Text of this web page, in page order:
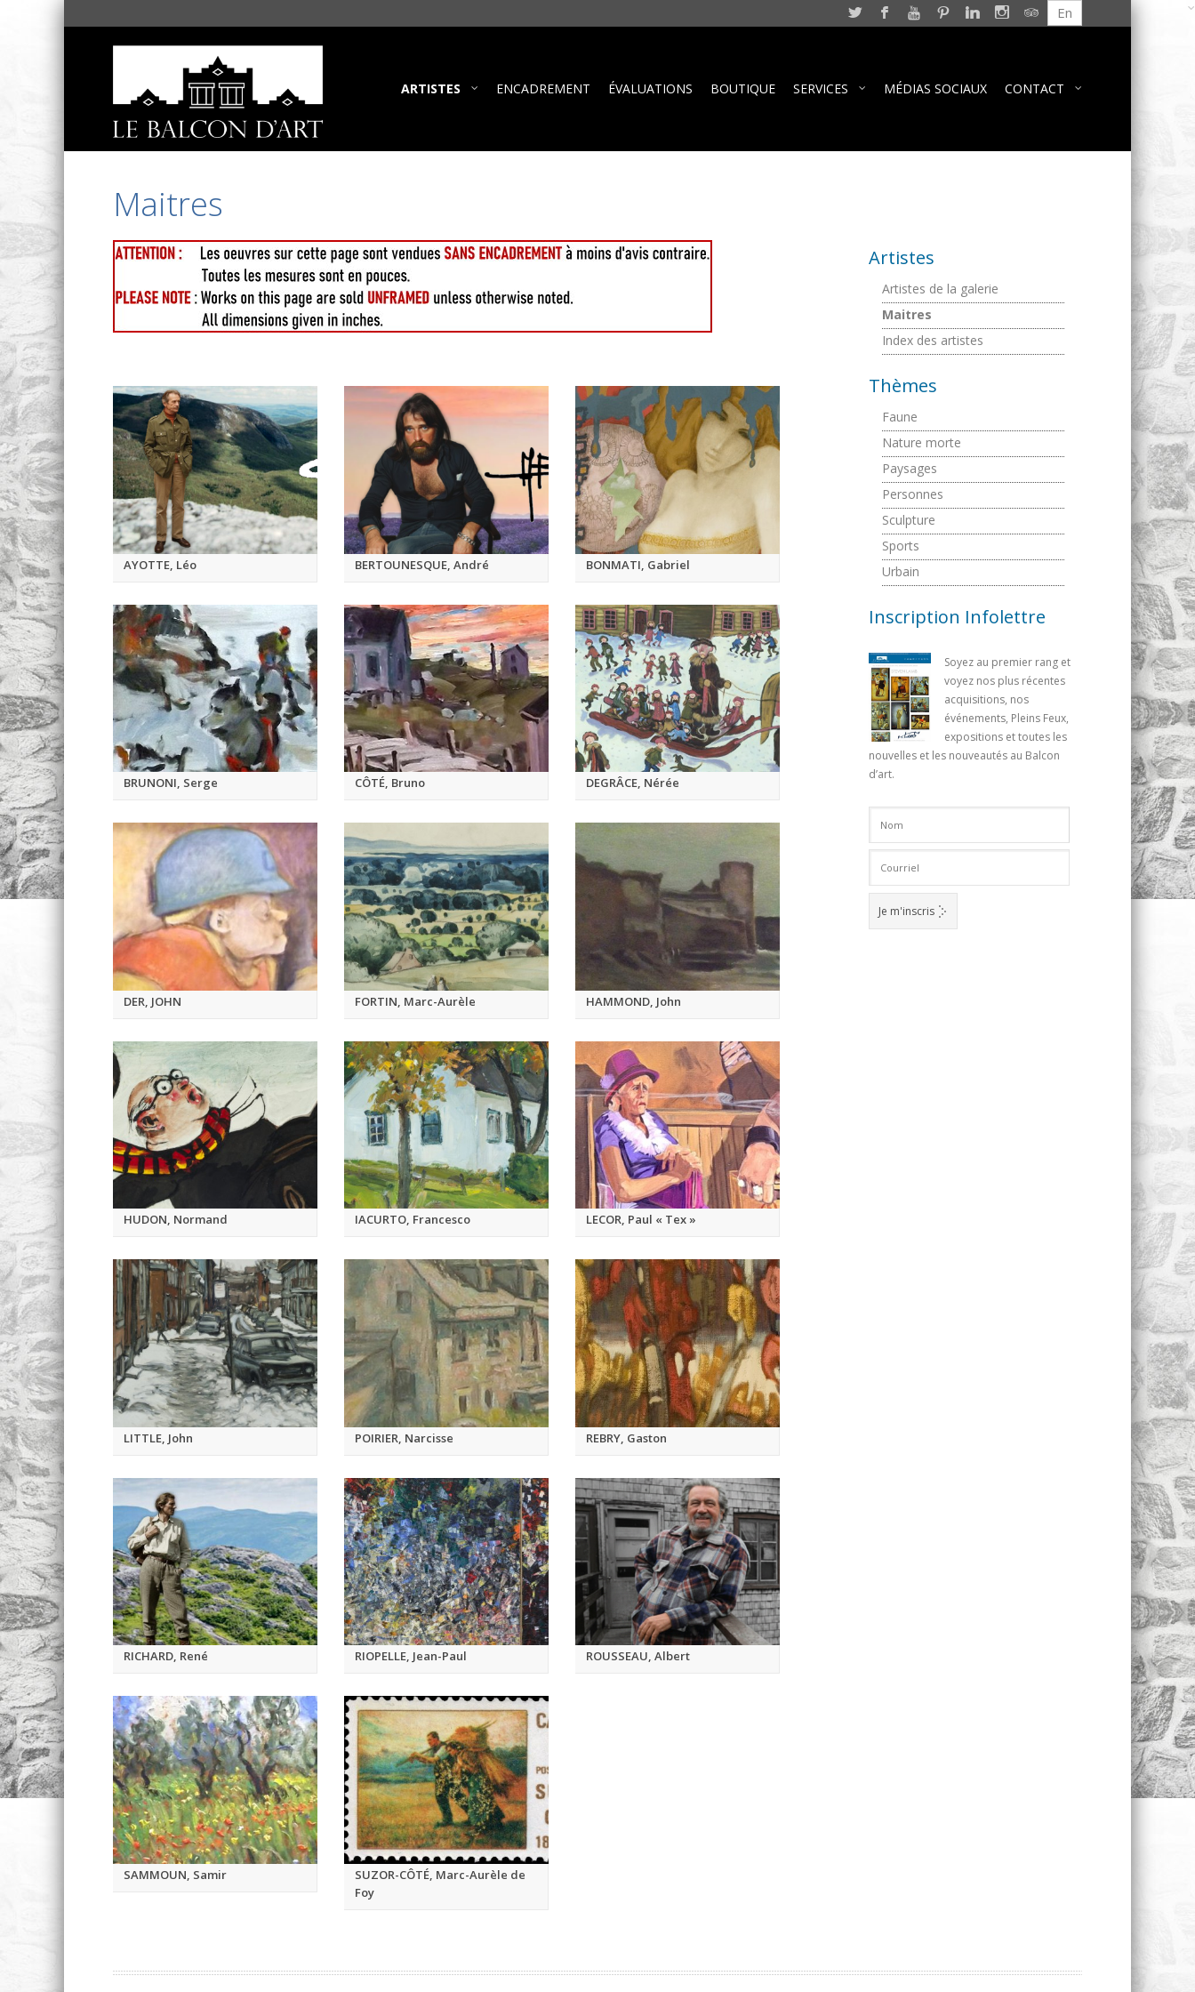
En
ARTISTES ENCADREMENT ÉVALUATIONS BOUTIQUE SERVICES MÉDIAS SOCIAUX CONTACT
Maitres
AYOTTE, Léo BERTOUNESQUE, André BONMATI, Gabriel
BRUNONI, Serge CÔTÉ, Bruno DEGRÂCE, Nérée
DER, JOHN FORTIN, Marc-Aurèle HAMMOND, John
HUDON, Normand IACURTO, Francesco LECOR, Paul « Tex »
LITTLE, John POIRIER, Narcisse REBRY, Gaston
RICHARD, René RIOPELLE, Jean-Paul ROUSSEAU, Albert
SAMMOUN, Samir
SUZOR-CÔTÉ, Marc-Aurèle de
Foy
Artistes
Artistes de la galerie
Maitres
Index des artistes
Thèmes
Faune
Nature morte
Paysages
Personnes
Sculpture
Sports
Urbain
Inscription Infolettre
Soyez au premier rang et
voyez nos plus récentes
acquisitions, nos
événements, Pleins Feux,
expositions et toutes les
nouvelles et les nouveautés au Balcon
d’art.